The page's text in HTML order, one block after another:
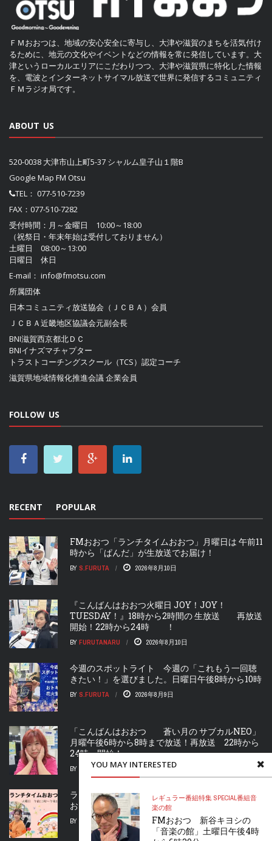
YOU MAY INTERESTED
レギュラー番組特集 SPECIAL番組音
楽の館
FMおおつ 新谷キヨシの
「音楽の館」土曜日午後4時
ＦＭおおつは、地域の安心安全に寄与し、大津や滋賀のまちを活気付け
るために、地元の文化やイベントなどの情報を常に発信しています。大
津というローカルエリアにこだわりつつ、大津や滋賀県に特化した情報
を、電波とインターネットサイマル放送で世界に発信するコミュニティ
ＦＭラジオ局です。
ABOUT US
520-0038 大津市山上町5-37 シャルム皇子山１階B
Google Map FM Otsu
TEL： 077-510-7239
FAX：077-510-7282
受付時間：月～金曜日 10:00～18:00
（祝祭日・年末年始は受付しておりません）
土曜日 08:00～13:00
日曜日 休日
E-mail： info@fmotsu.com
所属団体
日本コミュニティ放送協会（ＪＣＢＡ） 会員
ＪＣＢＡ近畿地区協議会元副会長
BNI滋賀西京都北ＤＣ
BNIイナズマチャプター
トラストコーチングスクール（TCS）認定コーチ
滋賀県地域情報化推進会議企業会員
FOLLOW US
RECENT POPULAR
FMおおつ「ランチタイムおおつ」月曜日は 午前11
時から「ぱんだ」が生放送でお届け！
BY S.FURUTA 2026年8月10日
『こんばんはおおつ火曜日 JOY！JOY！
TUESDAY！』18時から2時間の 生放送 再放送
開始！22時から24時 ！
BY FURUTANARU 2026年8月10日
今週のスポットライト 今週の「これもう一回聴
きたい！」を選びました。日曜日午後8時から10時
BY S.FURUTA 2026年8月9日
「こんばんはおおつ 蒼い月の サブカルNEO」
月曜午後6時から8時まで放送！再放送 22時から
24時 開始！
BY FURUTANARU 2026年8月9日
ランチタイムおおつ」火曜日 橋本恵里奈さんが
お届け！うふふと一緒に笑いましょう!
BY FURUTANARU 2026年8月9日